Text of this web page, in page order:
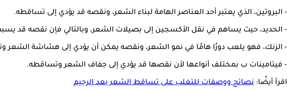
- البروتين، الذي يعتبر أحد العناصر الهامة لبناء الشعر، ونقصه قد يؤدي إلى تساقطه.
- الحديد، حيث يساهم في نقل الأكسجين إلى بصيلات الشعر، وبالتالي فإن نقصه قد
- الزنك، فهو يلعب دورًا هامًا في نمو الشعر، ونقصه يمكن أن يؤدي إلى هشاشة الشعر
- فيتامينات ب بمختلف أنواعها لأن نقصها قد يؤدي إلى جفاف الشعر وتساقطه.
اقرأ أيضًا: نصائح ووصفات للتغلب على تساقط الشعر بعد الرجيم